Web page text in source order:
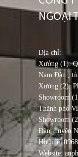
NGOẠI
Địa chỉ:
Xưởng (1):
Nam Đàn ,
Xưởng (2):
Showroom
Thành phố
Showroom
Đàn, huyện
Hotline:
Website: